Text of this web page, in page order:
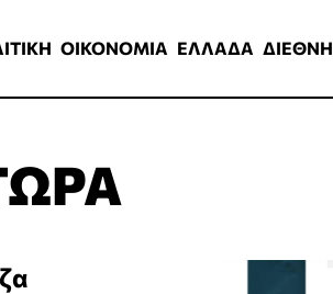
ΟΙΚΟΝΟΜΙΑ ΕΛΛΑΔΑ ΔΙΕΘΝΗ